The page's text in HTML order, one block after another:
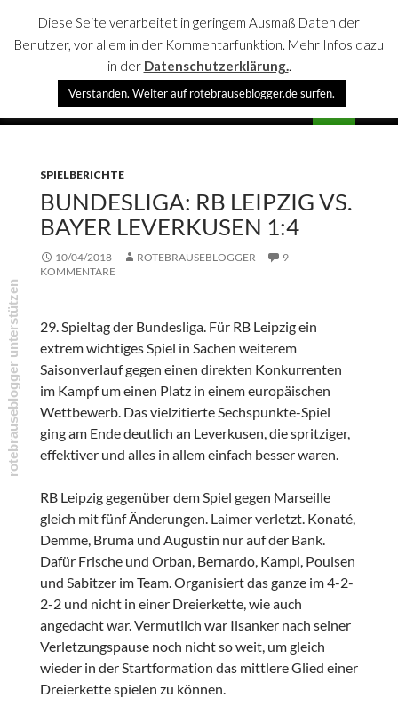
rotebrauseblogger
SPRINGE
SPIELBERICHTE
BUNDESLIGA: RB LEIPZIG VS.
BAYER LEVERKUSEN 1:4
10/04/2018 ROTEBRAUSEBLOGGER
9
KOMMENTARE
29. Spieltag der Bundesliga. Für RB Leipzig ein
extrem wichtiges Spiel in Sachen weiterem
Saisonverlauf gegen einen direkten Konkurrenten
im Kampf um einen Platz in einem europäischen
Wettbewerb. Das vielzitierte Sechspunkte-Spiel
ging am Ende deutlich an Leverkusen, die spritziger,
effektiver und alles in allem einfach besser waren.
RB Leipzig gegenüber dem Spiel gegen Marseille
gleich mit fünf Änderungen. Laimer verletzt. Konaté,
Demme, Bruma und Augustin nur auf der Bank.
Dafür Frische und Orban, Bernardo, Kampl, Poulsen
und Sabitzer im Team. Organisiert das ganze im 4-2-
2-2 und nicht in einer Dreierkette, wie auch
angedacht war. Vermutlich war Ilsanker nach seiner
Verletzungspause noch nicht so weit, um gleich
wieder in der Startformation das mittlere Glied einer
Dreierkette spielen zu können.
Diese Seite verarbeitet in geringem Ausmaß Daten der
Benutzer, vor allem in der Kommentarfunktion. Mehr Infos dazu
in der Datenschutzerklärung..
Verstanden. Weiter auf rotebrauseblogger.de surfen.
rotebrauseblogger unterstützen